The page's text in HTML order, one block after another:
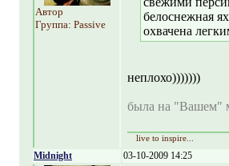
Автор
Группа: Passive
белоснежная
охвачена
неплохо)))))))
была на "Вашем"
live to inspire...
Midnight 03-10-2009 14:25